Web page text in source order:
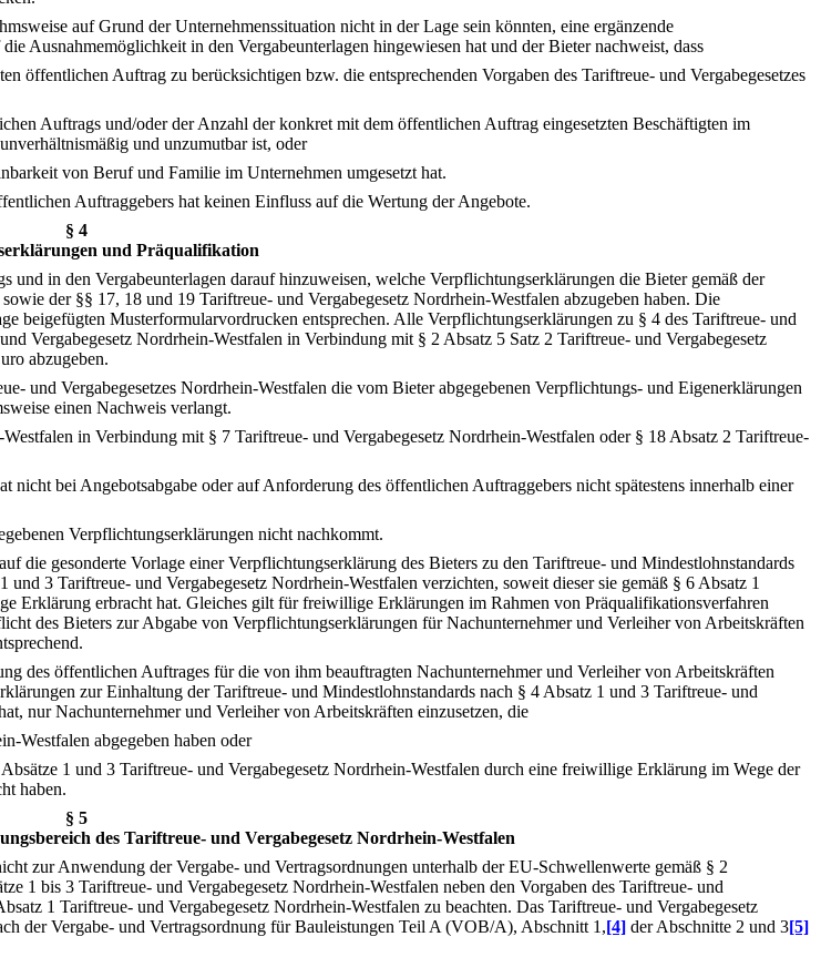
auf Grund der Unternehmenssituation nicht in der Lage sein könnten, eine ergänzende
Ausnahmemöglichkeit in den Vergabeunterlagen hingewiesen hat und der Bieter nachweist, dass
öffentlichen Auftrag zu berücksichtigen bzw. die entsprechenden Vorgaben des Tariftreue- und Vergabegesetzes
Auftrags und/oder der Anzahl der konkret mit dem öffentlichen Auftrag eingesetzten Beschäftigten im
und unzumutbar ist, oder
von Beruf und Familie im Unternehmen umgesetzt hat.
Auftraggebers hat keinen Einfluss auf die Wertung der Angebote.
§ 4
und Präqualifikation
in den Vergabeunterlagen darauf hinzuweisen, welche Verpflichtungserklärungen die Bieter gemäß der
der §§ 17, 18 und 19 Tariftreue- und Vergabegesetz Nordrhein-Westfalen abzugeben haben. Die
beigefügten Musterformularvordrucken entsprechen. Alle Verpflichtungserklärungen zu § 4 des Tariftreue- und
Vergabegesetz Nordrhein-Westfalen in Verbindung mit § 2 Absatz 5 Satz 2 Tariftreue- und Vergabegesetz
abzugeben.
und Vergabegesetzes Nordrhein-Westfalen die vom Bieter abgegebenen Verpflichtungs- und Eigenerklärungen
einen Nachweis verlangt.
in Verbindung mit § 7 Tariftreue- und Vergabegesetz Nordrhein-Westfalen oder § 18 Absatz 2 Tariftreue-
bei Angebotsabgabe oder auf Anforderung des öffentlichen Auftraggebers nicht spätestens innerhalb einer
Verpflichtungserklärungen nicht nachkommt.
die gesonderte Vorlage einer Verpflichtungserklärung des Bieters zu den Tariftreue- und Mindestlohnstandards
3 Tariftreue- und Vergabegesetz Nordrhein-Westfalen verzichten, soweit dieser sie gemäß § 6 Absatz 1
Erklärung erbracht hat. Gleiches gilt für freiwillige Erklärungen im Rahmen von Präqualifikationsverfahren
des Bieters zur Abgabe von Verpflichtungserklärungen für Nachunternehmer und Verleiher von Arbeitskräften
des öffentlichen Auftrages für die von ihm beauftragten Nachunternehmer und Verleiher von Arbeitskräften
zur Einhaltung der Tariftreue- und Mindestlohnstandards nach § 4 Absatz 1 und 3 Tariftreue- und
nur Nachunternehmer und Verleiher von Arbeitskräften einzusetzen, die
Westfalen abgegeben haben oder
1 und 3 Tariftreue- und Vergabegesetz Nordrhein-Westfalen durch eine freiwillige Erklärung im Wege der
haben.
§ 5
des Tariftreue- und Vergabegesetz Nordrhein-Westfalen
zur Anwendung der Vergabe- und Vertragsordnungen unterhalb der EU-Schwellenwerte gemäß § 2
1 bis 3 Tariftreue- und Vergabegesetz Nordrhein-Westfalen neben den Vorgaben des Tariftreue- und
1 Tariftreue- und Vergabegesetz Nordrhein-Westfalen zu beachten. Das Tariftreue- und Vergabegesetz
der Vergabe- und Vertragsordnung für Bauleistungen Teil A (VOB/A), Abschnitt 1,[4] der Abschnitte 2 und 3[5]